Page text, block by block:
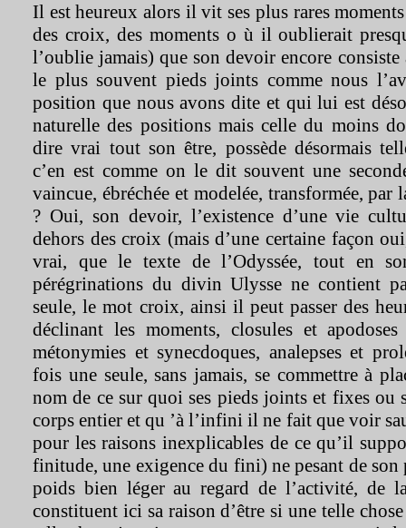
Il est heureux alors il vit ses plus rares
des croix, des moments o ù il oublierait
l’oublie jamais) que son devoir encore
le plus souvent pieds joints comme nous
position que nous avons dite et qui lui est
naturelle des positions mais celle du moins
dire vrai tout son être, possède désormais
c’en est comme on le dit souvent une
vaincue, ébréchée et modelée, transformée, par
? Oui, son devoir, l’existence d’une vie
dehors des croix (mais d’une certaine façon
vrai, que le texte de l’Odyssée, tout en
pérégrinations du divin Ulysse ne contient
seule, le mot croix, ainsi il peut passer des
déclinant les moments, closules et
métonymies et synecdoques, analepses et
fois une seule, sans jamais, se commettre à
nom de ce sur quoi ses pieds joints et fixes ou
corps entier et qu ’à l’infini il ne fait que voir
pour les raisons inexplicables de ce qu’il
finitude, une exigence du fini) ne pesant de son
poids bien léger au regard de l’activité, de
constituent ici sa raison d’être si une telle